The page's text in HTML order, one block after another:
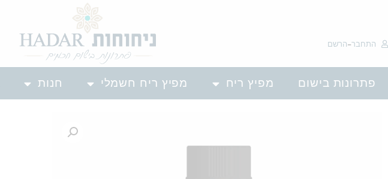
התחבר-הרשם
פתרונות בישום מפיץ ריח מפיץ ריח חשמלי חנות